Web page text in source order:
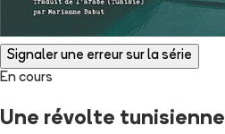
Signaler une erreur sur la série
En cours
Une révolte tunisienne